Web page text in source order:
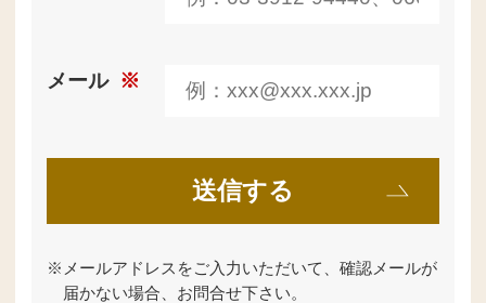
メール ※
※ メールアドレスをご入力いただいて、確認メールが
届かない場合、お問合せ下さい。